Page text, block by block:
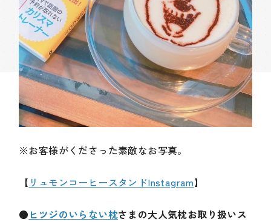
※お客様がくださった素敵なお写真。
【 リュモンコーヒースタンドInstagram】
● ヒツジのいらない枕さまの大人気枕お取り扱いス